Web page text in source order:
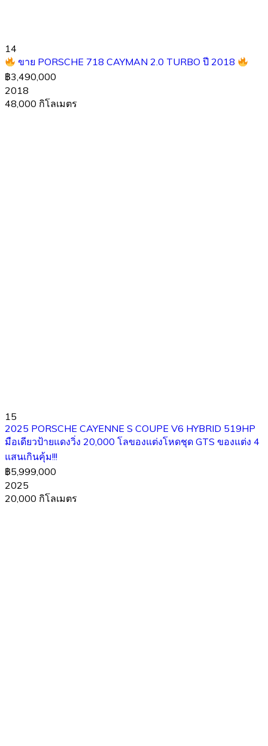
14
ขาย PORSCHE 718 CAYMAN 2.0 TURBO ปี 2018
฿3,490,000
2018
48,000 กิโลเมตร
15
2025 PORSCHE CAYENNE S COUPE V6 HYBRID 519HP
มือเดียวป้ายแดงวิ่ง 20,000 โลของแต่งโหดชุด GTS ของแต่ง 4
แสนเกินคุ้ม!!!
฿5,999,000
2025
20,000 กิโลเมตร